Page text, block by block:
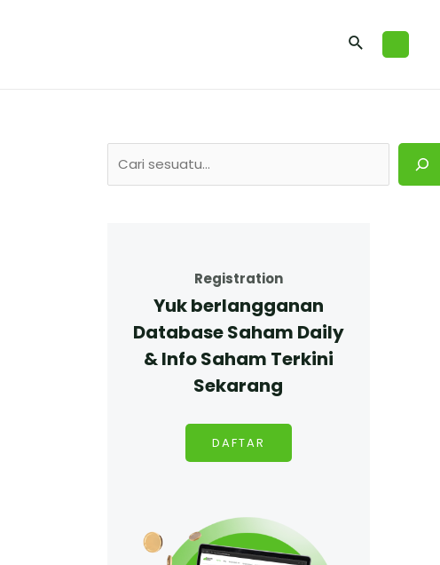
Registration
Yuk berlangganan
Database Saham Daily
& Info Saham Terkini
Sekarang
DAFTAR